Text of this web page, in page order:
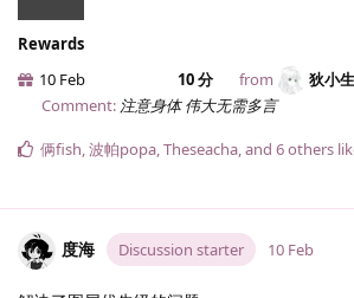
Rewards
10 Feb
10 分 from
狄小生
Comment: 注意身体 伟大无需多言
俩fish,波帕popa,Theseacha, and 6others
度海 Discussion starter 10 Feb